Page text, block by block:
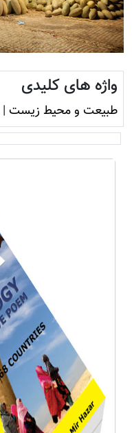
واژه های کلیدی
طبیعت و محيط زيست |